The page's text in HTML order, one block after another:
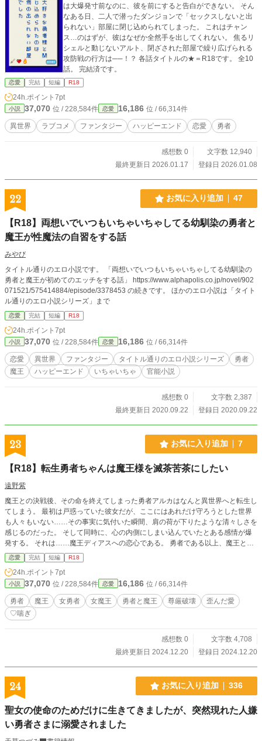
は大爆発寸前なのに、彼を前にすると告白ができない。 そん
なある日、二人で潜ったダンジョンで「セックスしないと出
られない」部屋に閉じ込められてしまった。 これはチャン
ス…のはずが、彼はなぜか全然手を出してくれない。 焦るリ
シェルと動じないアルト、閉ざされた部屋で繰り広げられる
攻防戦の行方は──！？ 各話タイトルの★＝R18です。 全10
話。 完結済です。
恋愛 完結 短編 R18
24h.ポイント 7pt
小説 37,070 位 / 228,584件 恋愛 16,186 位 / 66,314件
異世界 ラブコメ ファンタジー ハッピーエンド 恋愛 勇者
感想数 0
文字数 12,940
最終更新日 2026.01.17
登録日 2026.01.08
22 お気に入り追加 47
【R18】両想いでいつもいちゃいちゃしてる幼馴染の勇者と
魔王が性魔法の自習をする話
みやび
タイトル通りのエロ小説です。 「両想いでいつもいちゃいちゃしてる幼馴染の
勇者と魔王が初めてのエッチをする話」 https://www.alphapolis.co.jp/novel/902
071521/575414884/episode/3378453 の続きです。 ほかのエロ小説は「タイト
ル通りのエロ小説シリーズ」まで
恋愛 完結 短編 R18
24h.ポイント 7pt
小説 37,070 位 / 228,584件 恋愛 16,186 位 / 66,314件
恋愛 異世界 ファンタジー タイトル通りのエロ小説シリーズ
勇者
魔王
ハッピーエンド いちゃいちゃ 官能小説
感想数 0
文字数 2,387
最終更新日 2020.09.22
登録日 2020.09.22
23 お気に入り追加 7
【R18】転生勇者ちゃんは魔王様を滅茶苦茶にしたい
遠野紫
魔王との決戦後、その命を終えてしまった勇者アルカはなんと異世界へと転生し
てしまう。 最初は戸惑っていた彼女だが、ここにはあれだけ守ろうとした世界
も人々もいない……その事実に気付いた瞬間、肩の荷が下りたような清々しさを
感じるのだった。 そして同時に、心の内側にしまい込んでいたとある感情が爆
発する。 それは……魔王ディアスへの恋心である。 勇者である以上、魔王と結
ばれるなどあってはならない。 それは彼女自身が誰よりも理解していた。だか
らこそ、これまでずっと押し殺してきたのだ。 しかしそれはあくまで元の世界
での話。ここ異世界でなら全くもって関係が無い話なのである。 その事実に気
付いた彼女はどうにかしてディアスを自らの物にするために動き始めた。 そし
てとうとう自らの策でディアスを無力化することに成功したアルカは、ついに魔
王をその手で滅茶苦茶にすることに……。 ※この作品は『転生魔王様は静かに
暮らしたい』の後日談的なものになるので、そちらを先に読まれることを強くオ
恋愛 完結 短編 R18
24h.ポイント 7pt
小説 37,070 位 / 228,584件 恋愛 16,186 位 / 66,314件
勇者 魔王 女勇者 女魔王 勇者と魔王 尊厳破壊
歪んだ愛
♡喘ぎ
感想数 0
文字数 4,708
最終更新日 2024.12.20
登録日 2024.12.20
24 お気に入り追加 336
聖女の使命のためだけに生きてきましたが、突然現れた人嫌
い勇者さまに溺愛されました